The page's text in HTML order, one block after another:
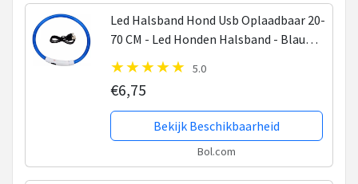
Led Halsband Hond Usb Oplaadbaar 20-
70 CM - Led Honden Halsband - Blauw -
Extra Small tm Extra Large - Universeel
- Honden lampje - Honden Licht -
Honden...
5.0
€6,75
Bekijk Beschikbaarheid
Bol.com